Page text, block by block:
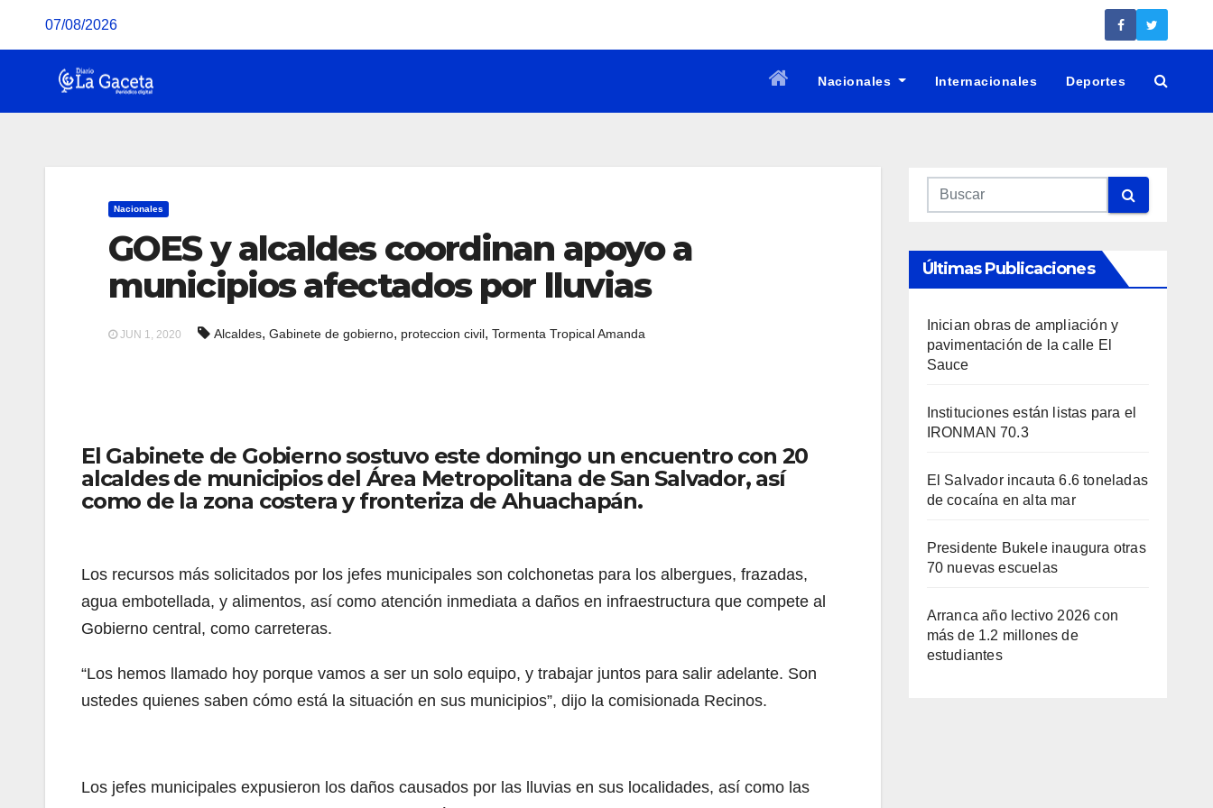
07/08/2026
Nacionales Internacionales Deportes
Nacionales
GOES y alcaldes coordinan apoyo a
municipios afectados por lluvias
JUN 1, 2020 Alcaldes, Gabinete de gobierno, proteccion civil, Tormenta Tropical Amanda
El Gabinete de Gobierno sostuvo este domingo un encuentro con 20
alcaldes de municipios del Área Metropolitana de San Salvador, así
como de la zona costera y fronteriza de Ahuachapán.
Los recursos más solicitados por los jefes municipales son colchonetas para los albergues, frazadas,
agua embotellada, y alimentos, así como atención inmediata a daños en infraestructura que compete al
Gobierno central, como carreteras.
“Los hemos llamado hoy porque vamos a ser un solo equipo, y trabajar juntos para salir adelante. Son
ustedes quienes saben cómo está la situación en sus municipios”, dijo la comisionada Recinos.
Los jefes municipales expusieron los daños causados por las lluvias en sus localidades, así como las
Últimas Publicaciones
Inician obras de ampliación y
pavimentación de la calle El
Sauce
Instituciones están listas para el
IRONMAN 70.3
El Salvador incauta 6.6 toneladas
de cocaína en alta mar
Presidente Bukele inaugura otras
70 nuevas escuelas
Arranca año lectivo 2026 con
más de 1.2 millones de
estudiantes